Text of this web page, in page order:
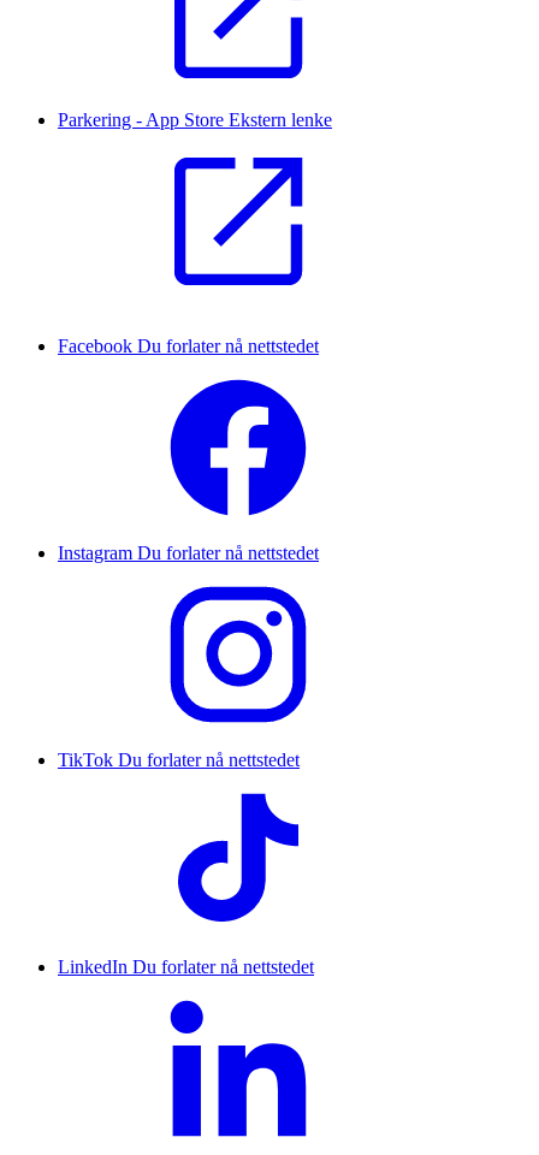
Parkering - App Store Ekstern lenke
Facebook Du forlater nå nettstedet
Instagram Du forlater nå nettstedet
TikTok Du forlater nå nettstedet
LinkedIn Du forlater nå nettstedet